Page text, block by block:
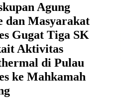
Agung
dan Masyarakat
Gugat Tiga SK
Aktivitas
di Pulau
ke Mahkamah